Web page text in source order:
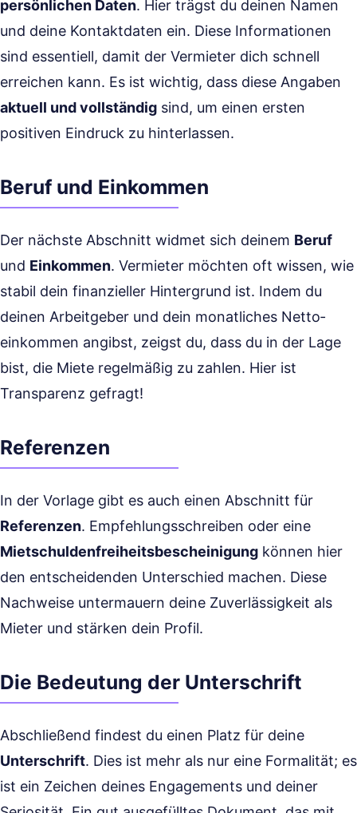
persönlichen Daten. Hier trägst du deinen Namen
und deine Kontaktdaten ein. Diese Informationen
sind essentiell, damit der Vermieter dich schnell
erreichen kann. Es ist wichtig, dass diese Angaben
aktuell und vollständig sind, um einen ersten
positiven Eindruck zu hinterlassen.
Beruf und Einkommen
Der nächste Abschnitt widmet sich deinem Beruf
und Einkommen. Vermieter möchten oft wissen, wie
stabil dein finanzieller Hintergrund ist. Indem du
deinen Arbeitgeber und dein monatliches Netto­
einkommen angibst, zeigst du, dass du in der Lage
bist, die Miete regelmäßig zu zahlen. Hier ist
Transparenz gefragt!
Referenzen
In der Vorlage gibt es auch einen Abschnitt für
Referenzen. Empfehlungs­schreiben oder eine
Mietschuldenfreiheits­bescheinigung können hier
den entscheidenden Unterschied machen. Diese
Nachweise untermauern deine Zuverlässigkeit als
Mieter und stärken dein Profil.
Die Bedeutung der Unterschrift
Abschließend findest du einen Platz für deine
Unterschrift. Dies ist mehr als nur eine Formalität; es
ist ein Zeichen deines Engagements und deiner